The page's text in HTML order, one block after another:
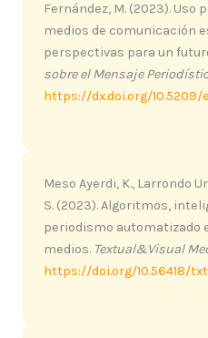
Fernández, M. (2023). Uso
medios de comunicación
perspectivas para un
sobre el Mensaje
https://dx.doi.org/10.5209/
Meso Ayerdi, K., Larrondo
S. (2023). Algoritmos,
periodismo automatizado
medios. Textual&Visual
https://doi.org/10.56418/